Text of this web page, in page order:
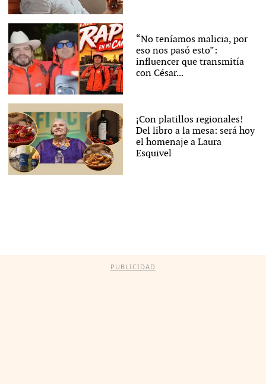
“No teníamos malicia, por
eso nos pasó esto”:
influencer que transmitía
con César...
¡Con platillos regionales!
Del libro a la mesa: será hoy
el homenaje a Laura
Esquivel
PUBLICIDAD